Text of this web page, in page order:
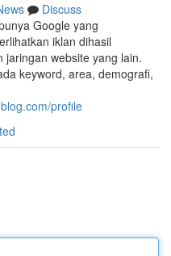
Discuss
Google yang
iklan dihasil
jaringan website yang lain.
keyword, area, demografi,
profile